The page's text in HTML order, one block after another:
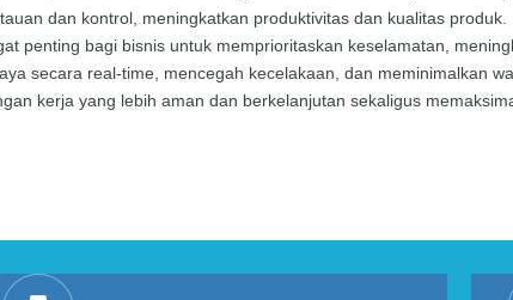
dan kontrol, meningkatkan produktivitas dan kualitas
penting bagi bisnis untuk memprioritaskan keselamatan,
secara real-time, mencegah kecelakaan, dan meminimalkan
kerja yang lebih aman dan berkelanjutan sekaligus